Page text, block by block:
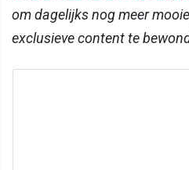
om dagelijks nog meer
exclusieve content te